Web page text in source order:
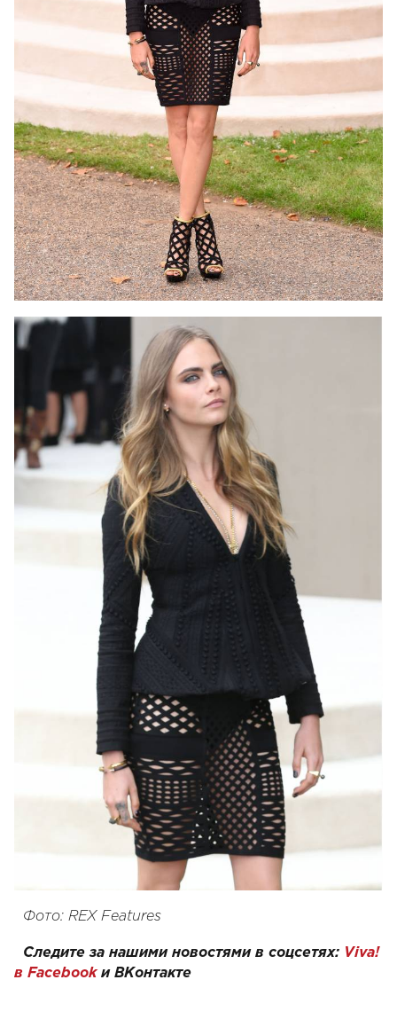
Фото: REX Features
Следите за нашими новостями в соцсетях: Viva!
в Facebookи ВКонтакте